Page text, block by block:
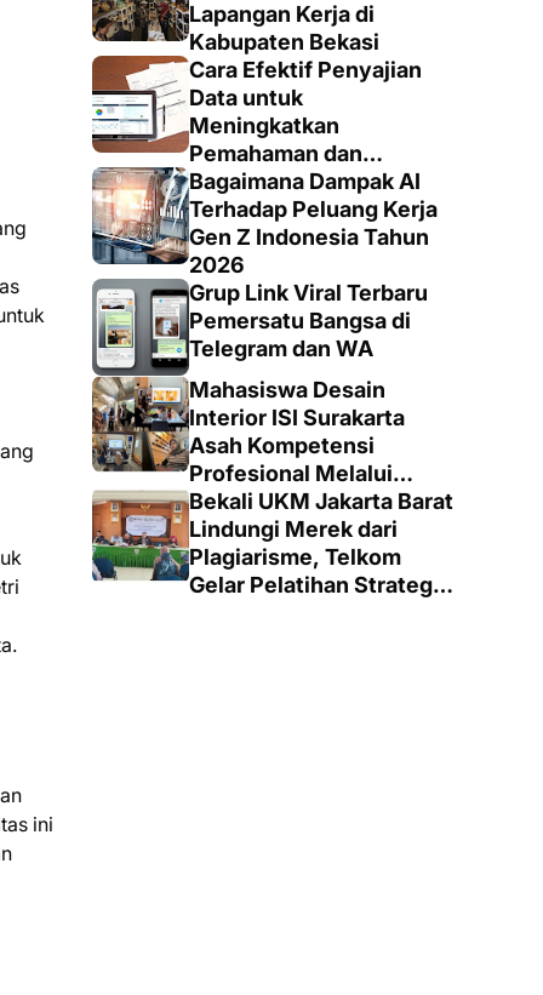
ini
Lapangan Kerja di
Kabupaten Bekasi
Cara Efektif Penyajian
Data untuk
Meningkatkan
Pemahaman dan
Keputusan yang Tepat
Bagaimana Dampak AI
Terhadap Peluang Kerja
Gen Z Indonesia Tahun
2026
Grup Link Viral Terbaru
Pemersatu Bangsa di
Telegram dan WA
Mahasiswa Desain
Interior ISI Surakarta
Asah Kompetensi
Profesional Melalui
Proyek Nyata di PT.
EDRA Arsitek Indonesia
Bekali UKM Jakarta Barat
Lindungi Merek dari
Plagiarisme, Telkom
Gelar Pelatihan Strategi